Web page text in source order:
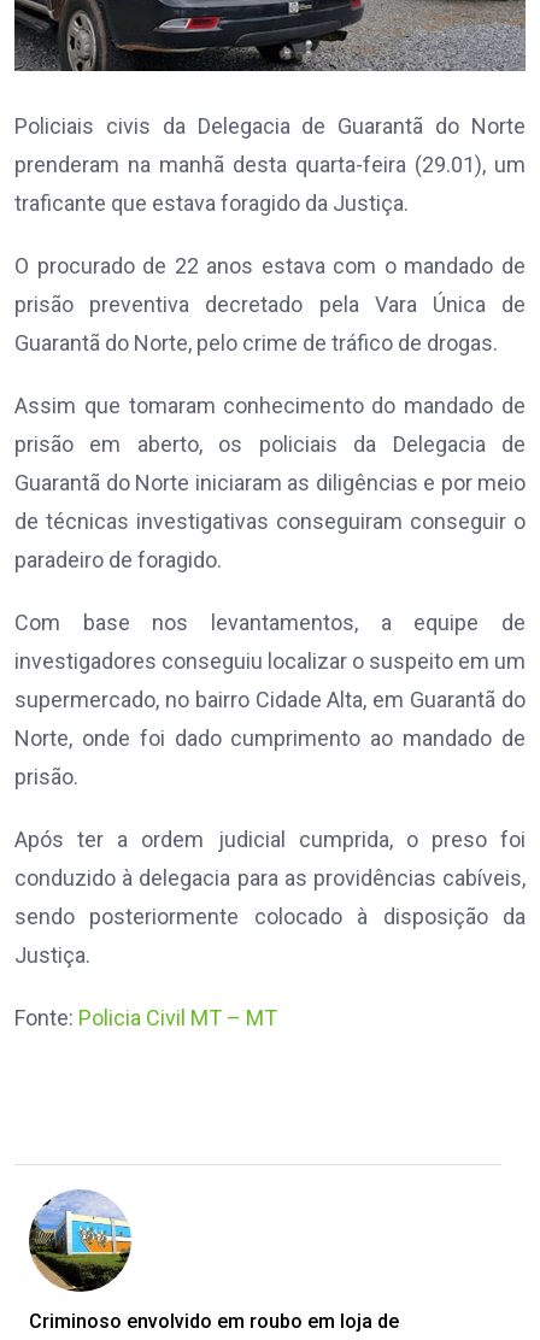
Policiais civis da Delegacia de Guarantã do Norte
prenderam na manhã desta quarta-feira (29.01), um
traficante que estava foragido da Justiça.
O procurado de 22 anos estava com o mandado de
prisão preventiva decretado pela Vara Única de
Guarantã do Norte, pelo crime de tráfico de drogas.
Assim que tomaram conhecimento do mandado de
prisão em aberto, os policiais da Delegacia de
Guarantã do Norte iniciaram as diligências e por meio
de técnicas investigativas conseguiram conseguir o
paradeiro de foragido.
Com base nos levantamentos, a equipe de
investigadores conseguiu localizar o suspeito em um
supermercado, no bairro Cidade Alta, em Guarantã do
Norte, onde foi dado cumprimento ao mandado de
prisão.
Após ter a ordem judicial cumprida, o preso foi
conduzido à delegacia para as providências cabíveis,
sendo posteriormente colocado à disposição da
Justiça.
Fonte: Policia Civil MT – MT
Criminoso envolvido em roubo em loja de